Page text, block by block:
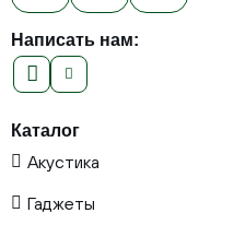
Написать нам:
Каталог
Акустика
Гаджеты